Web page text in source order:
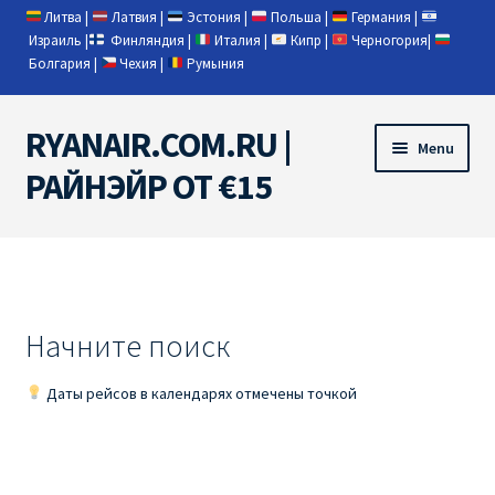
Литва | Латвия | Эстония | Польша | Германия |
Израиль | Финляндия | Италия | Кипр | Черногория|
Болгария | Чехия | Румыния
Skip
to
navigation
Skip
to
content
RYANAIR.COM.RU |
РАЙНЭЙР ОТ €15
Menu
RYANAIR PL ОТ € 9
Начните поиск
Даты рейсов в календарях отмечены точкой